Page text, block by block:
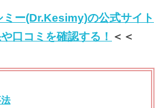
ミー(Dr.Kesimy)の公式サイト
口コミを確認する！ ＜＜